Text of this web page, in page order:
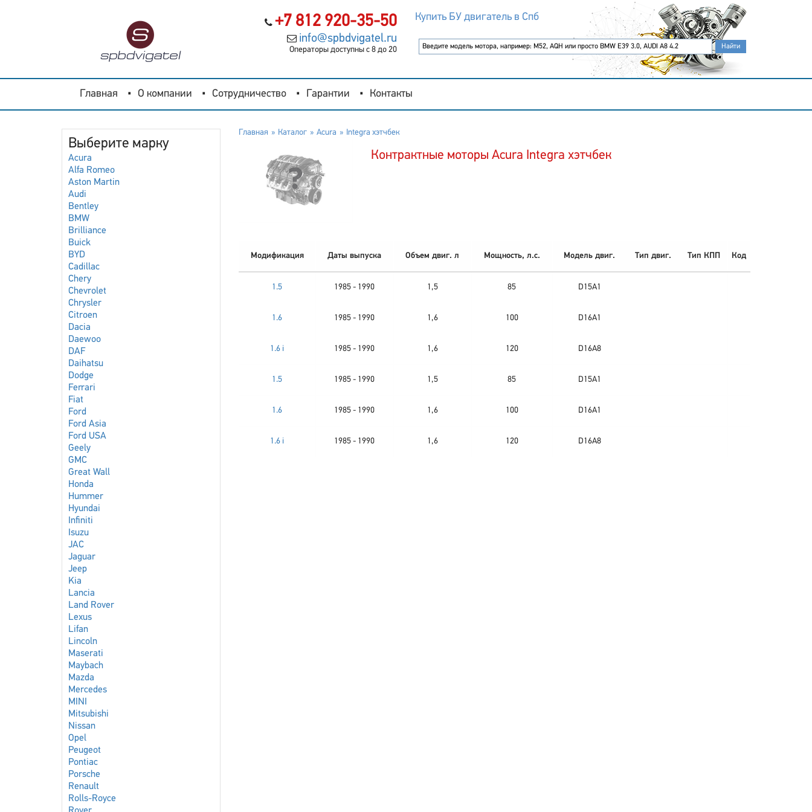
+7 812 920-35-50
info@spbdvigatel.ru
Операторы доступны с 8 до 20
Купить БУ двигатель в Спб
Главная О компании Сотрудничество Гарантии Контакты
Выберите марку
Acura
Alfa Romeo
Aston Martin
Audi
Bentley
BMW
Brilliance
Buick
BYD
Cadillac
Chery
Chevrolet
Chrysler
Citroen
Dacia
Daewoo
DAF
Daihatsu
Dodge
Ferrari
Fiat
Ford
Ford Asia
Ford USA
Geely
GMC
Great Wall
Honda
Hummer
Hyundai
Infiniti
Isuzu
JAC
Jaguar
Jeep
Kia
Lancia
Land Rover
Lexus
Lifan
Lincoln
Maserati
Maybach
Mazda
Mercedes
MINI
Mitsubishi
Nissan
Opel
Peugeot
Pontiac
Porsche
Renault
Rolls-Royce
Главная Каталог Acura Integra хэтчбек
Контрактные моторы Acura Integra хэтчбек
Модификация Даты выпуска Объем двиг. л Мощность, л.с. Модель двиг. Тип двиг. Тип КПП Код
1.5 1985 - 1990 1,5 85 D15A1
1.6 1985 - 1990 1,6 100 D16A1
1.6 i 1985 - 1990 1,6 120 D16A8
1.5 1985 - 1990 1,5 85 D15A1
1.6 1985 - 1990 1,6 100 D16A1
1.6 i 1985 - 1990 1,6 120 D16A8